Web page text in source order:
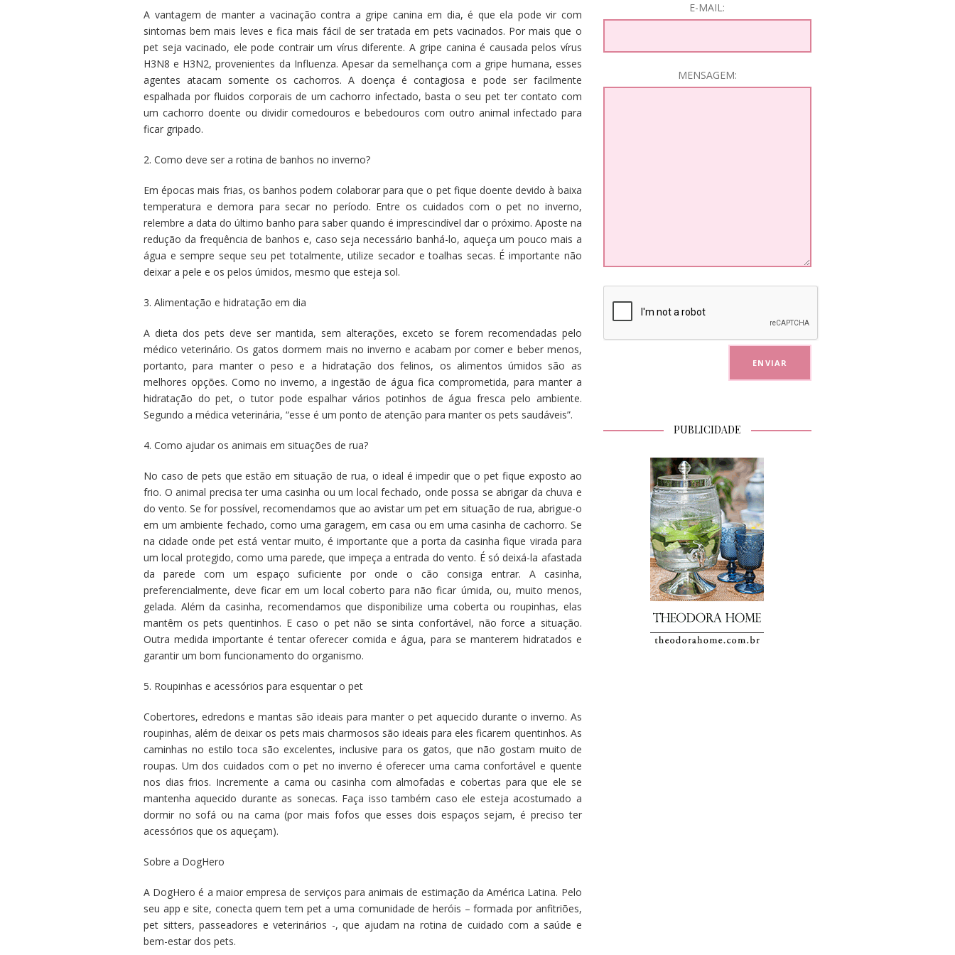
A vantagem de manter a vacinação contra a gripe canina em dia, é que ela pode vir com
sintomas bem mais leves e fica mais fácil de ser tratada em pets vacinados. Por mais que o
pet seja vacinado, ele pode contrair um vírus diferente. A gripe canina é causada pelos vírus
H3N8 e H3N2, provenientes da Influenza. Apesar da semelhança com a gripe humana, esses
agentes atacam somente os cachorros. A doença é contagiosa e pode ser facilmente
espalhada por fluidos corporais de um cachorro infectado, basta o seu pet ter contato com
um cachorro doente ou dividir comedouros e bebedouros com outro animal infectado para
ficar gripado.
2. Como deve ser a rotina de banhos no inverno?
Em épocas mais frias, os banhos podem colaborar para que o pet fique doente devido à baixa
temperatura e demora para secar no período. Entre os cuidados com o pet no inverno,
relembre a data do último banho para saber quando é imprescindível dar o próximo. Aposte na
redução da frequência de banhos e, caso seja necessário banhá-lo, aqueça um pouco mais a
água e sempre seque seu pet totalmente, utilize secador e toalhas secas. É importante não
deixar a pele e os pelos úmidos, mesmo que esteja sol.
3. Alimentação e hidratação em dia
A dieta dos pets deve ser mantida, sem alterações, exceto se forem recomendadas pelo
médico veterinário. Os gatos dormem mais no inverno e acabam por comer e beber menos,
portanto, para manter o peso e a hidratação dos felinos, os alimentos úmidos são as
melhores opções. Como no inverno, a ingestão de água fica comprometida, para manter a
hidratação do pet, o tutor pode espalhar vários potinhos de água fresca pelo ambiente.
Segundo a médica veterinária, “esse é um ponto de atenção para manter os pets saudáveis”.
4. Como ajudar os animais em situações de rua?
No caso de pets que estão em situação de rua, o ideal é impedir que o pet fique exposto ao
frio. O animal precisa ter uma casinha ou um local fechado, onde possa se abrigar da chuva e
do vento. Se for possível, recomendamos que ao avistar um pet em situação de rua, abrigue-o
em um ambiente fechado, como uma garagem, em casa ou em uma casinha de cachorro. Se
na cidade onde pet está ventar muito, é importante que a porta da casinha fique virada para
um local protegido, como uma parede, que impeça a entrada do vento. É só deixá-la afastada
da parede com um espaço suficiente por onde o cão consiga entrar. A casinha,
preferencialmente, deve ficar em um local coberto para não ficar úmida, ou, muito menos,
gelada. Além da casinha, recomendamos que disponibilize uma coberta ou roupinhas, elas
mantêm os pets quentinhos. E caso o pet não se sinta confortável, não force a situação.
Outra medida importante é tentar oferecer comida e água, para se manterem hidratados e
garantir um bom funcionamento do organismo.
5. Roupinhas e acessórios para esquentar o pet
Cobertores, edredons e mantas são ideais para manter o pet aquecido durante o inverno. As
roupinhas, além de deixar os pets mais charmosos são ideais para eles ficarem quentinhos. As
caminhas no estilo toca são excelentes, inclusive para os gatos, que não gostam muito de
roupas. Um dos cuidados com o pet no inverno é oferecer uma cama confortável e quente
nos dias frios. Incremente a cama ou casinha com almofadas e cobertas para que ele se
mantenha aquecido durante as sonecas. Faça isso também caso ele esteja acostumado a
dormir no sofá ou na cama (por mais fofos que esses dois espaços sejam, é preciso ter
acessórios que os aqueçam).
Sobre a DogHero
A DogHero é a maior empresa de serviços para animais de estimação da América Latina. Pelo
seu app e site, conecta quem tem pet a uma comunidade de heróis – formada por anfitriões,
pet sitters, passeadores e veterinários -, que ajudam na rotina de cuidado com a saúde e
bem-estar dos pets.
E-MAIL:
MENSAGEM:
PUBLICIDADE